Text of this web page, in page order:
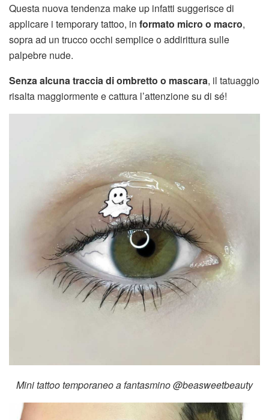
Questa nuova tendenza make up infatti suggerisce di
applicare i temporary tattoo, in formato micro o macro,
sopra ad un trucco occhi semplice o addirittura sulle
palpebre nude.
Senza alcuna traccia di ombretto o mascara, il tatuaggio
risalta maggiormente e cattura l’attenzione su di sé!
Mini tattoo temporaneo a fantasmino @beasweetbeauty